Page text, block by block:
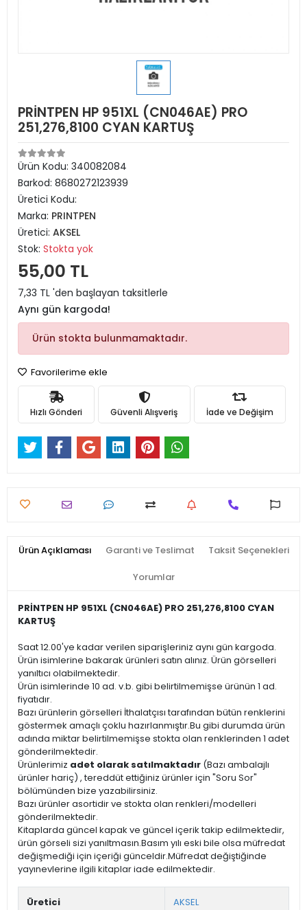
PRİNTPEN HP 951XL (CN046AE) PRO
251,276,8100 CYAN KARTUŞ
Ürün Kodu: 340082084
Barkod: 8680272123939
Üretici Kodu:
Marka: PRINTPEN
Üretici: AKSEL
Stok: Stokta yok
55,00 TL
7,33 TL 'den başlayan taksitlerle
Aynı gün kargoda!
Ürün stokta bulunmamaktadır.
Favorilerime ekle
Hızlı Gönderi Güvenli Alışveriş İade ve Değişim
Ürün Açıklaması Garanti ve Teslimat Taksit Seçenekleri
Yorumlar
PRİNTPEN HP 951XL (CN046AE) PRO 251,276,8100 CYAN
KARTUŞ
Saat 12.00'ye kadar verilen siparişleriniz aynı gün kargoda.
Ürün isimlerine bakarak ürünleri satın alınız. Ürün görselleri
yanıltıcı olabilmektedir.
Ürün isimlerinde 10 ad. v.b. gibi belirtilmemişse ürünün 1 ad.
fiyatıdır.
Bazı ürünlerin görselleri İthalatçısı tarafından bütün renklerini
göstermek amaçlı çoklu hazırlanmıştır.Bu gibi durumda ürün
adında miktar belirtilmemişse stokta olan renklerinden 1 adet
gönderilmektedir.
Ürünlerimiz adet olarak satılmaktadır (Bazı ambalajlı
ürünler hariç) , tereddüt ettiğiniz ürünler için "Soru Sor"
bölümünden bize yazabilirsiniz.
Bazı ürünler asortidir ve stokta olan renkleri/modelleri
gönderilmektedir.
Kitaplarda güncel kapak ve güncel içerik takip edilmektedir,
ürün görseli sizi yanıltmasın.Basım yılı eski bile olsa müfredat
değişmediği için içeriği günceldir.Müfredat değiştiğinde
yayınevlerine ilgili kitaplar iade edilmektedir.
Üretici AKSEL